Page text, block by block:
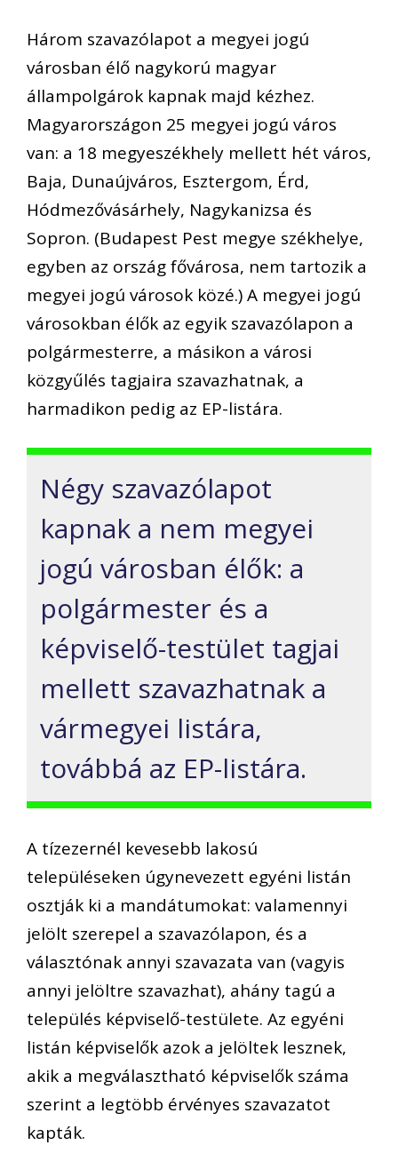
Három szavazólapot a megyei jogú
városban élő nagykorú magyar
állampolgárok kapnak majd kézhez.
Magyarországon 25 megyei jogú város
van: a 18 megyeszékhely mellett hét város,
Baja, Dunaújváros, Esztergom, Érd,
Hódmezővásárhely, Nagykanizsa és
Sopron. (Budapest Pest megye székhelye,
egyben az ország fővárosa, nem tartozik a
megyei jogú városok közé.) A megyei jogú
városokban élők az egyik szavazólapon a
polgármesterre, a másikon a városi
közgyűlés tagjaira szavazhatnak, a
harmadikon pedig az EP-listára.
Négy szavazólapot
kapnak a nem megyei
jogú városban élők: a
polgármester és a
képviselő-testület tagjai
mellett szavazhatnak a
vármegyei listára,
továbbá az EP-listára.
A tízezernél kevesebb lakosú
településeken úgynevezett egyéni listán
osztják ki a mandátumokat: valamennyi
jelölt szerepel a szavazólapon, és a
választónak annyi szavazata van (vagyis
annyi jelöltre szavazhat), ahány tagú a
település képviselő-testülete. Az egyéni
listán képviselők azok a jelöltek lesznek,
akik a megválasztható képviselők száma
szerint a legtöbb érvényes szavazatot
kapták.